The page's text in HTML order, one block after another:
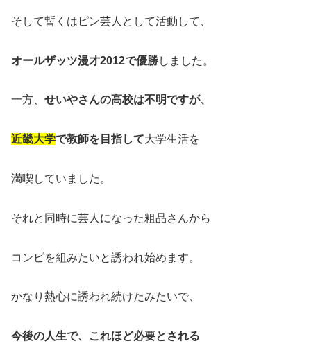
そして暫くはピン芸人として活動して、
オールザッツ漫才2012で優勝しました。
一方、 せいやさんの高校は不明ですが、
近畿大学で教師を目指して大学生活を
満喫していました。
それと同時に芸人になった粗品さんから
コンビを組みたいと誘われ始めます。
かなり熱心に誘われ続けたみたいで、
今後の人生で、これほど必要とされる